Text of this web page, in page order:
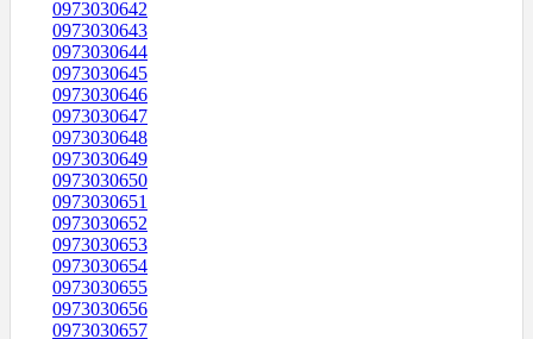
0973030642
0973030643
0973030644
0973030645
0973030646
0973030647
0973030648
0973030649
0973030650
0973030651
0973030652
0973030653
0973030654
0973030655
0973030656
0973030657